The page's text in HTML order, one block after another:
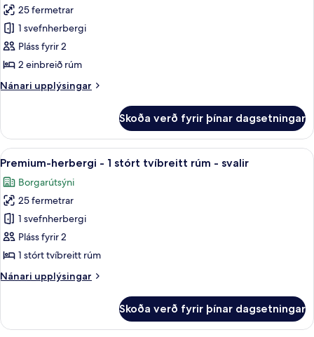
rúm
með
svefnsófa
fyrir
Superior-
herbergi
-
einbreið
25 fermetrar
1 svefnherbergi
Pláss fyrir 2
2 einbreið rúm
Nánari upplýsingar
Nánari
herbergi
2
rúm
Skoða verð fyrir þínar dagsetningar
Skoða
allar
myndir
fyrir
Premium-
herbergi
-
stórt
Rúmföt af bestu gerð, dúnsængur,
8
Premium-herbergi - 1 stórt tvíbreitt rúm - svalir
Borgarútsýni
25 fermetrar
1 svefnherbergi
Pláss fyrir 2
1 stórt tvíbreitt rúm
Nánari upplýsingar
Nánari
herbergi
Skoða verð fyrir þínar dagsetningar